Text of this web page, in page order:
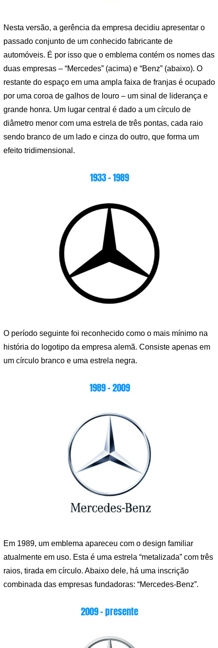
Nesta versão, a gerência da empresa decidiu apresentar o
passado conjunto de um conhecido fabricante de
automóveis. É por isso que o emblema contém os nomes das
duas empresas – “Mercedes” (acima) e “Benz” (abaixo). O
restante do espaço em uma ampla faixa de franjas é ocupado
por uma coroa de galhos de louro – um sinal de liderança e
grande honra. Um lugar central é dado a um círculo de
diâmetro menor com uma estrela de três pontas, cada raio
sendo branco de um lado e cinza do outro, que forma um
efeito tridimensional.
1933 – 1989
O período seguinte foi reconhecido como o mais mínimo na
história do logotipo da empresa alemã. Consiste apenas em
um círculo branco e uma estrela negra.
1989 – 2009
Em 1989, um emblema apareceu com o design familiar
atualmente em uso. Esta é uma estrela “metalizada” com três
raios, tirada em círculo. Abaixo dele, há uma inscrição
combinada das empresas fundadoras: “Mercedes-Benz”.
2009 – presente